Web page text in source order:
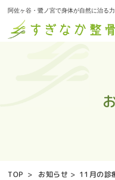
阿佐ヶ谷・鷺ノ宮で身体が自然に治る
TOP > お知らせ > 11月の診